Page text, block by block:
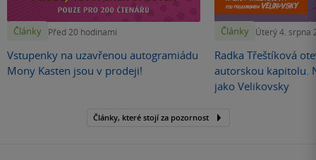
Články Před 20 hodinami
Vstupenky na uzavřenou autogramiádu
Mony Kasten jsou v prodeji!
Články Úterý 4. srpna
Radka Třeštíková
autorskou kapitolu.
jako Velikovsky
Články, které stojí za pozornost